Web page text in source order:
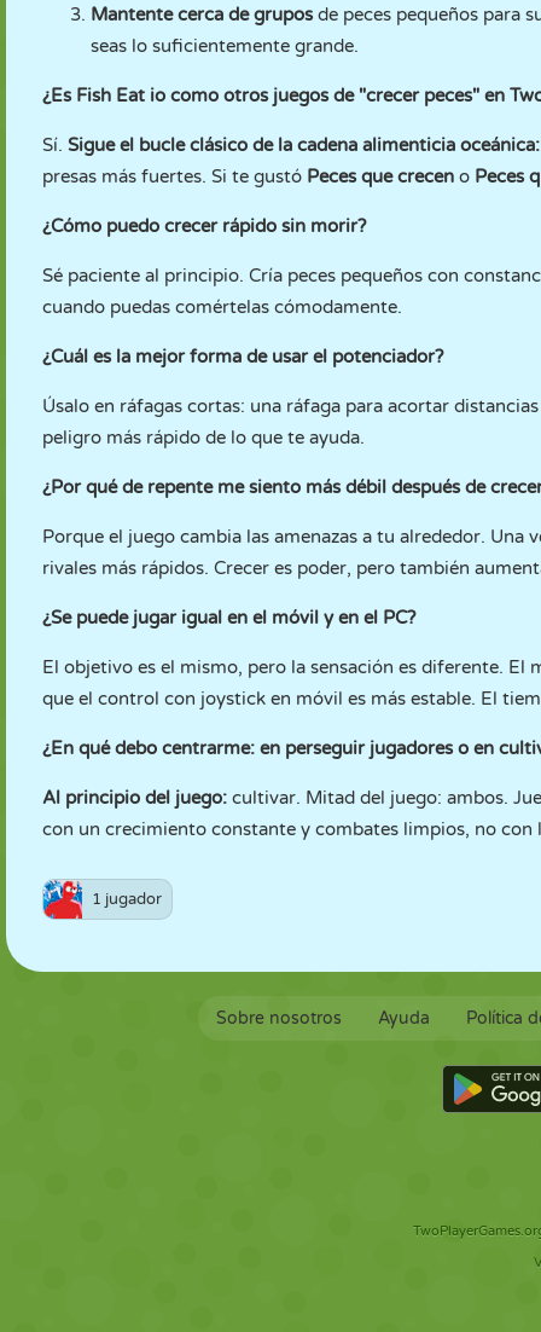
Mantente cerca de gruposde peces pequeños para
seas lo suficientemente grande.
¿Es Fish Eat io como otros juegos de "crecer peces" en
Sí. Sigue el bucle clásico de la cadena alimenticia oceánica:
presas más fuertes. Si te gustó Peces que crecen o Peces
¿Cómo puedo crecer rápido sin morir?
Sé paciente al principio. Cría peces pequeños con
cuando puedas comértelas cómodamente.
¿Cuál es la mejor forma de usar el potenciador?
Úsalo en ráfagas cortas: una ráfaga para acortar
peligro más rápido de lo que te ayuda.
¿Por qué de repente me siento más débil después de
Porque el juego cambia las amenazas a tu alrededor. Una
rivales más rápidos. Crecer es poder, pero también
¿Se puede jugar igual en el móvil y en el PC?
El objetivo es el mismo, pero la sensación es diferente. El
que el control con joystick en móvil es más estable. El
¿En qué debo centrarme: en perseguir jugadores o en
Al principio del juego: cultivar. Mitad del juego: ambos.
con un crecimiento constante y combates limpios, no con
1 jugador
Sobre nosotros Ayuda Política